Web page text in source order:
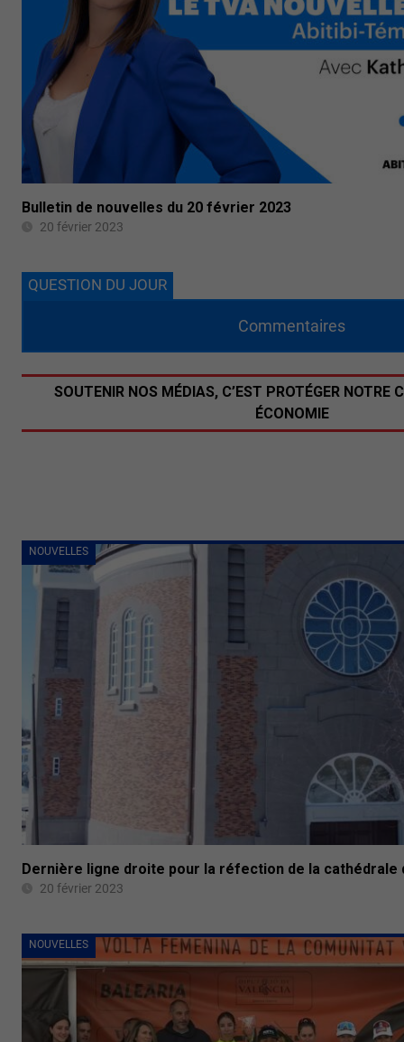
Bulletin de nouvelles du 20 février 2023
20 février 2023
NOUVELLES
Dernière ligne droite pour la réfection de la cathédrale
20 février 2023
NOUVELLES
QUESTION DU JOUR
Commentaires
SOUTENIR NOS MÉDIAS, C’EST PROTÉGER NOTRE
ÉCONOMIE